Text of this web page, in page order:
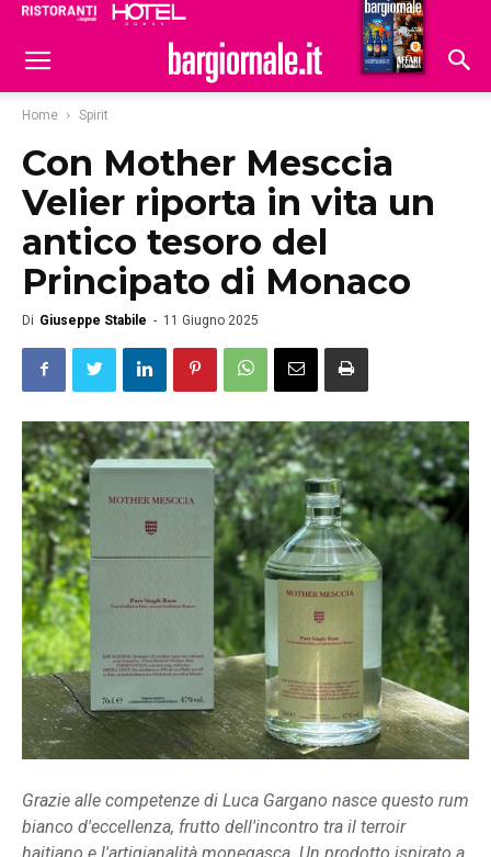
Hoteldomani
Home Spirit
Con Mother Mesccia
Velier riporta in vita un
antico tesoro del
Principato di Monaco
Di Giuseppe Stabile - 11 Giugno 2025
Grazie alle competenze di Luca Gargano nasce questo rum
bianco d'eccellenza, frutto dell'incontro tra il terroir